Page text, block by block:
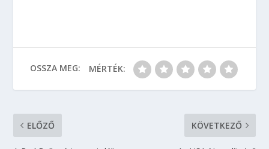
OSSZA MEG: MÉRTÉK:
ELŐZŐ KÖVETKEZŐ